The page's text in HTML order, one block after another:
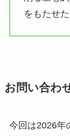
をもたせ
お問い合わ
今回は2026年